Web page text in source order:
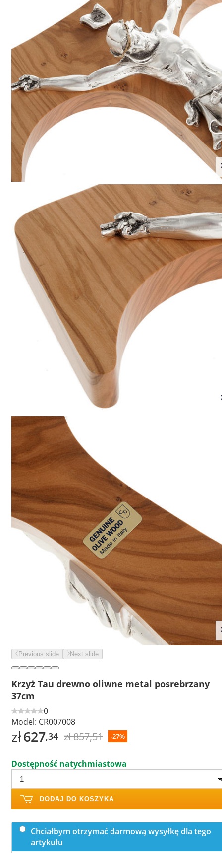
Previous slide Next slide
Krzyż Tau drewno oliwne metal posrebrzany
37cm
0
Model: CR007008
zł627,34 zł 857,51 -27%
Dostępność natychmiastowa
DODAJ DO KOSZYKA
Chciałbym otrzymać darmową wysyłkę dla tego
artykułu